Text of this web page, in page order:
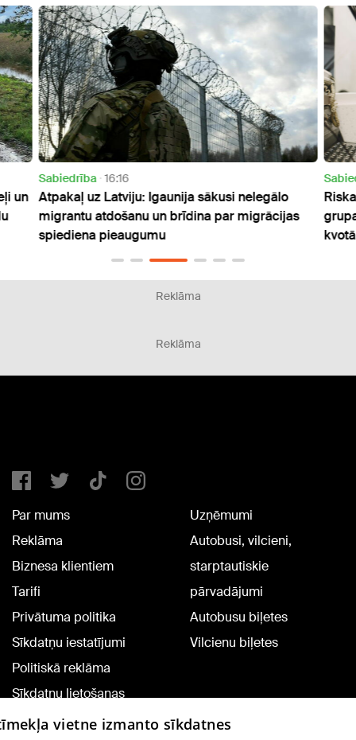
un
Sabiedrība 16:16
Atpakaļ uz Latviju: Igaunija sākusi nelegālo
migrantu atdošanu un brīdina par migrācijas
spiediena pieaugumu
Reklāma
Reklāma
Par mums
Reklāma
Biznesa klientiem
Tarifi
Privātuma politika
Sīkdatņu iestatījumi
Politiskā reklāma
Sīkdatņu lietošanas
noteikumi
Uzņēmumi
Autobusi, vilcieni,
starptautiskie
pārvadājumi
Autobusu biļetes
Vilcienu biļetes
vietne izmanto sīkdatnes